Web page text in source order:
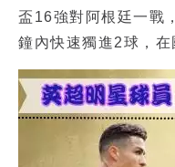
盃16強對阿根廷一戰
鐘內快速獨進2球，在